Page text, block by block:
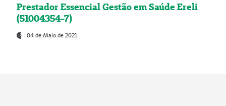
Prestador Essencial Gestão em Saúde Ereli
(51004354-7)
04 de Maio de 2021